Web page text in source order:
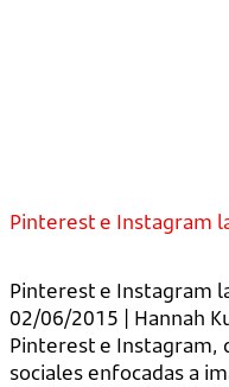
Pinterest e Instagram
Pinterest e Instagram
02/06/2015 | Hannah
Pinterest e Instagram,
sociales enfocadas a